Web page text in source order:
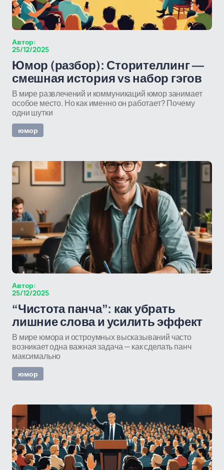
Автор:
25/12/2025
Юмор (разбор): Сторителлинг —
смешная история vs набор гэгов
В мире развлечений и коммуникаций юмор занимает
особое место. Но как именно он работает? Почему
одни шутки
юмор
Автор:
25/12/2025
“Чистота панча”: как убрать
лишние слова и усилить эффект
В мире юмора и остроумных высказываний часто
возникает одна важная задача — как сделать панч
максимально
юмор